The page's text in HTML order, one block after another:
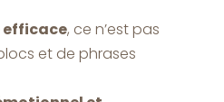
efficace, ce n’est pas
et de phrases